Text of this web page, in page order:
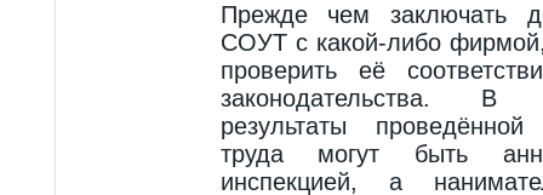
Прежде чем заключать
СОУТ с какой-либо
проверить её
законодательства. В
результаты
труда могут быть
инспекцией, а